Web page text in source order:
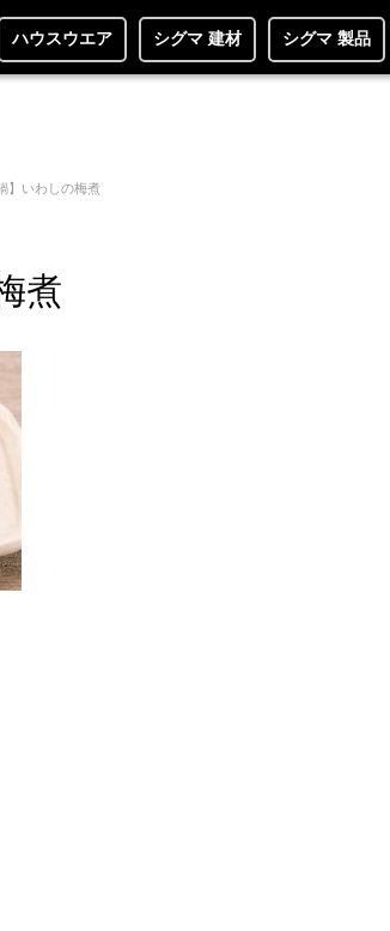
ハウスウエア シグマ 建材 シグマ 製品
】いわしの梅煮
煮